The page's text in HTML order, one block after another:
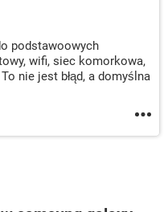
podstawoowych
wifi, siec komorkowa,
nie jest błąd, a domyślna